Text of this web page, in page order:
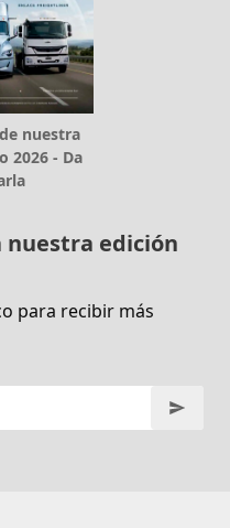
nuestra
2026 - Da
nuestra edición
para recibir más